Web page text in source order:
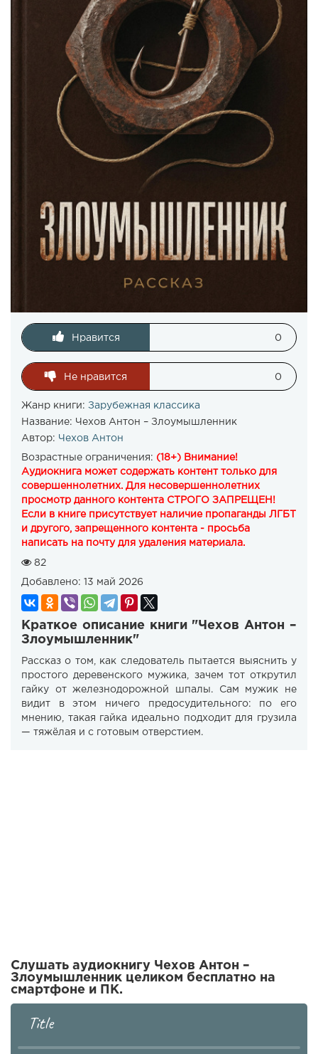
Нравится 0
Не нравится 0
Жанр книги: Зарубежная классика
Название: Чехов Антон – Злоумышленник
Автор: Чехов Антон
Возрастные ограничения: (18+) Внимание!
Аудиокнига может содержать контент только для
совершеннолетних. Для несовершеннолетних
просмотр данного контента СТРОГО ЗАПРЕЩЕН!
Если в книге присутствует наличие пропаганды ЛГБТ
и другого, запрещенного контента - просьба
написать на почту для удаления материала.
82
Добавлено: 13 май 2026
Краткое описание книги "Чехов Антон –
Злоумышленник"
Рассказ о том, как следователь пытается выяснить у
простого деревенского мужика, зачем тот открутил
гайку от железнодорожной шпалы. Сам мужик не
видит в этом ничего предосудительного: по его
мнению, такая гайка идеально подходит для грузила
— тяжёлая и с готовым отверстием.
Слушать аудиокнигу Чехов Антон –
Злоумышленник целиком бесплатно на
смартфоне и ПК.
Title